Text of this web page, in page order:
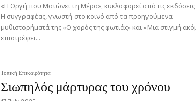
«Η Οργή που Ματώνει τη Μέρα», κυκλοφορεί από τις εκδόσεις
Η συγγραφέας, γνωστή στο κοινό από τα προηγούμενα
μυθιστορήματά της «Ο χορός της φωτιάς» και «Μια στιγμή
επιστρέφει...
Τοπική Επικαιρότητα
Σιωπηλός μάρτυρας του χρόνου